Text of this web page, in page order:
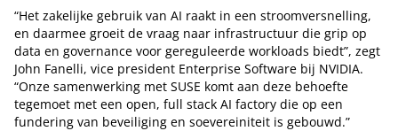
“Het zakelijke gebruik van AI raakt in een stroomversnelling,
en daarmee groeit de vraag naar infrastructuur die grip op
data en governance voor gereguleerde workloads biedt”, zegt
John Fanelli, vice president Enterprise Software bij NVIDIA.
“Onze samenwerking met SUSE komt aan deze behoefte
tegemoet met een open, full stack AI factory die op een
fundering van beveiliging en soevereiniteit is gebouwd.”